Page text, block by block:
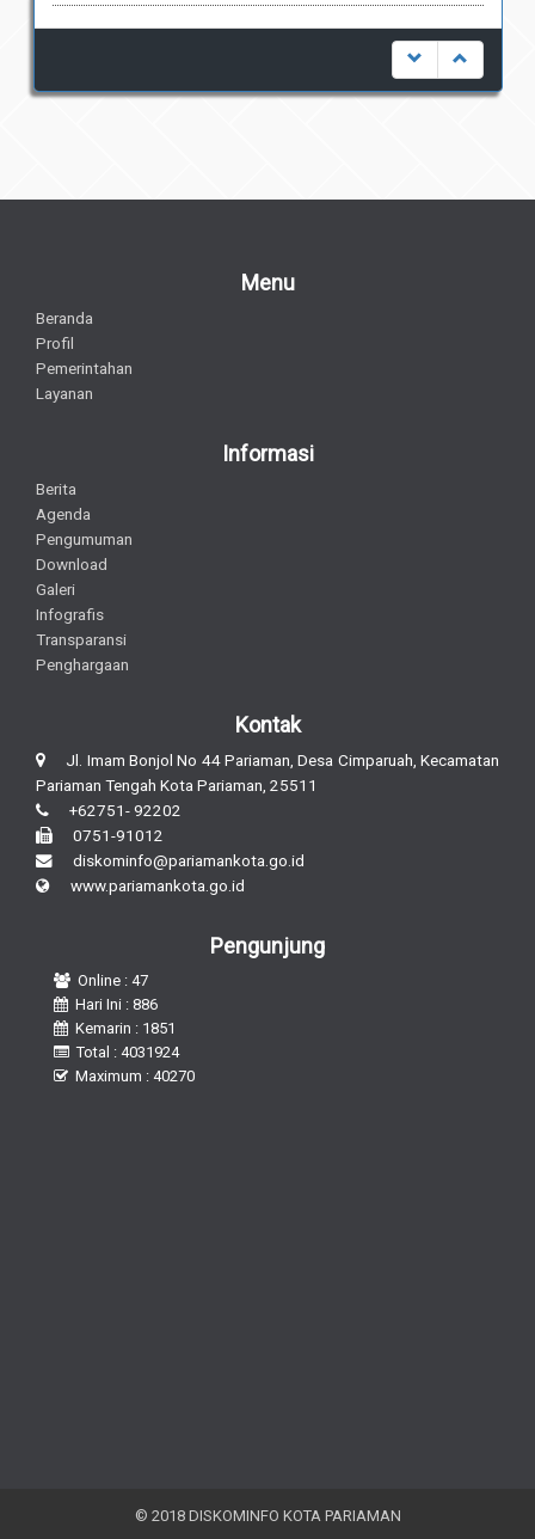
Menu
Beranda
Profil
Pemerintahan
Layanan
Informasi
Berita
Agenda
Pengumuman
Download
Galeri
Infografis
Transparansi
Penghargaan
Kontak
Jl. Imam Bonjol No 44 Pariaman, Desa Cimparuah, Kecamatan
Pariaman Tengah Kota Pariaman, 25511
+62751- 92202
0751-91012
diskominfo@pariamankota.go.id
www.pariamankota.go.id
Pengunjung
Online : 47
Hari Ini : 886
Kemarin : 1851
Total : 4031924
Maximum : 40270
© 2018 DISKOMINFO KOTA PARIAMAN